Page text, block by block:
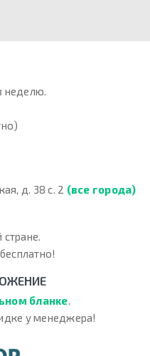
неделю.
д. 38 с. 2 (все города)
бланке.
у менеджера!